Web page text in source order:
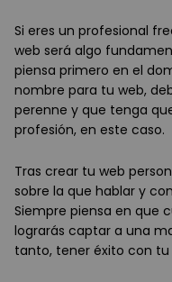
Si eres un profesional
web será algo
piensa primero en el
nombre para tu web,
perenne y que tenga
profesión, en este caso.
Tras crear tu web
sobre la que hablar y
Siempre piensa en que
lograrás captar a una
tanto, tener éxito con